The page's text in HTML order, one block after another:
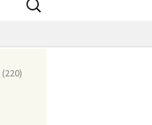
nach:
(220)